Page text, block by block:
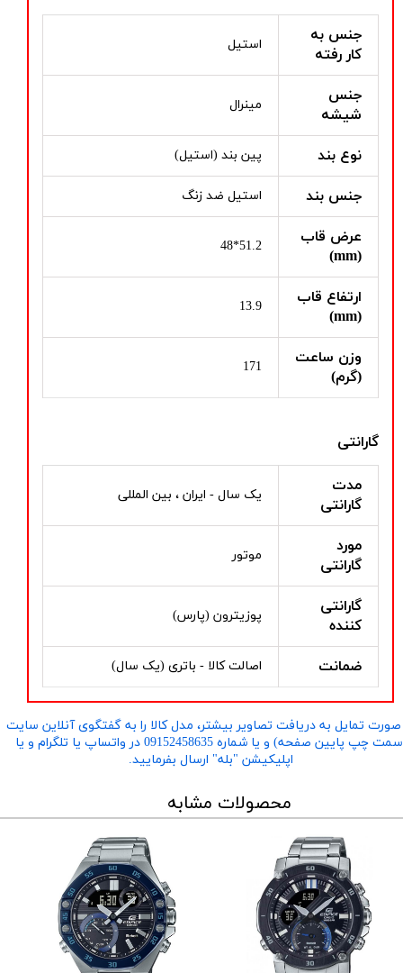
جنس به
کار رفته
استیل
جنس
شیشه
مینرال
نوع بند پین بند (استیل)
جنس بند استیل ضد زنگ
عرض قاب
(mm)
51.2*48
ارتفاع قاب
(mm)
13.9
وزن ساعت
(گرم)
171
گارانتی
مدت
گارانتی
یک سال - ایران ، بین المللی
مورد
گارانتی
موتور
گارانتی
کننده
پوزیترون (پارس)
ضمانت اصالت کالا - باتری (یک سال)
تمایل به دریافت تصاویر بیشتر، مدل کالا را به گفتگوی آنلاین سایت
​​​​​​​(سمت چپ پایین صفحه) و یا شماره 09152458635 در واتساپ یا تلگرام و یا
اپلیکیشن "بله" ارسال بفرمایید.
محصولات مشابه